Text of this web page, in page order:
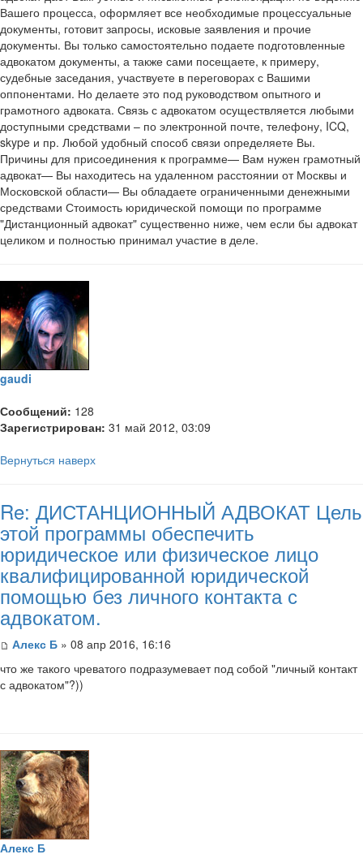
Вашего процесса, оформляет все необходимые процессуальные
документы, готовит запросы, исковые заявления и прочие
документы. Вы только самостоятельно подаете подготовленные
адвокатом документы, а также сами посещаете, к примеру,
судебные заседания, участвуете в переговорах с Вашими
оппонентами. Но делаете это под руководством опытного и
грамотного адвоката. Связь с адвокатом осуществляется любыми
доступными средствами – по электронной почте, телефону, ICQ,
skype и пр. Любой удобный способ связи определяете Вы.
Причины для присоединения к программе— Вам нужен грамотный
адвокат— Вы находитесь на удаленном расстоянии от Москвы и
Московской области— Вы обладаете ограниченными денежными
средствами Стоимость юридической помощи по программе
"Дистанционный адвокат" существенно ниже, чем если бы адвокат
целиком и полностью принимал участие в деле.
gaudi
Сообщений: 128
Зарегистрирован: 31 май 2012, 03:09
Вернуться наверх
Re: ДИСТАНЦИОННЫЙ АДВОКАТ Цель
этой программы обеспечить
юридическое или физическое лицо
квалифицированной юридической
помощью без личного контакта с
адвокатом.
Алекс Б » 08 апр 2016, 16:16
что же такого чреватого подразумевает под собой "личный контакт
с адвокатом"?))
Алекс Б